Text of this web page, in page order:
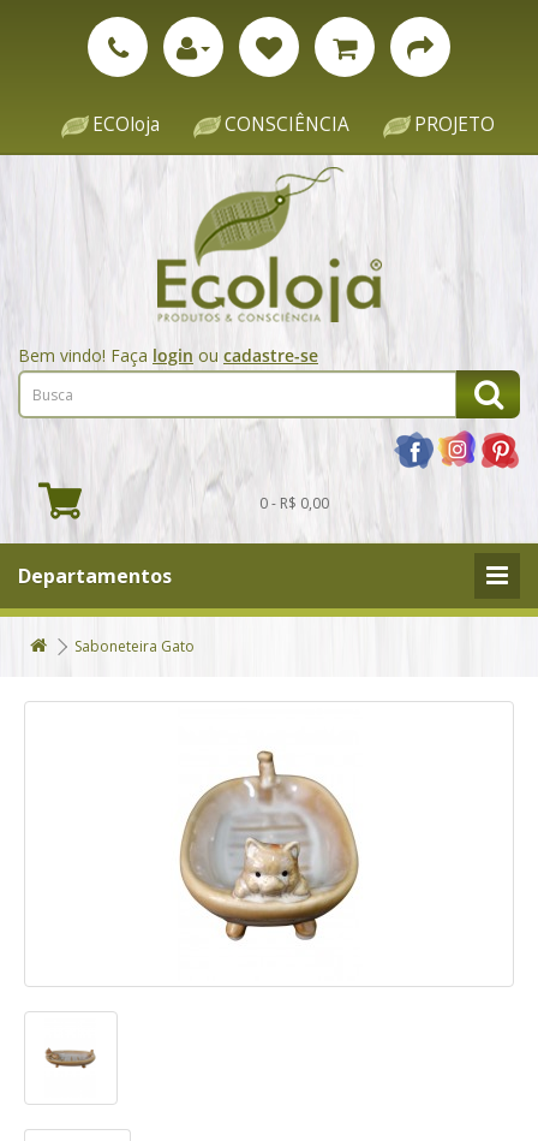
ECOloja CONSCIÊNCIA PROJETO
Bem vindo! Faça login ou cadastre-se
0 - R$ 0,00
Departamentos
Saboneteira Gato